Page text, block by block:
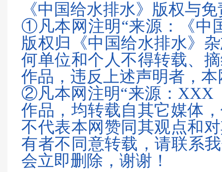
《中国给水排水》版权与
①凡本网注明“来源：《中
版权归《中国给水排水》
何单位和个人不得转载、
作品，违反上述声明者，
②凡本网注明“来源：XXX
作品，均转载自其它媒体
不代表本网赞同其观点和
有者不同意转载，请联系
会立即删除，谢谢！